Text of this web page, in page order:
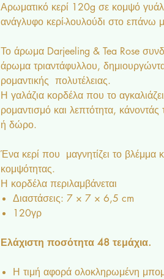
Αρωματικό κερί 120g σε κομψό
ανάγλυφο κερί-λουλούδι στο επάνω
Το άρωμα Darjeeling & Tea Rose
άρωμα τριαντάφυλλου,
ρομαντικής πολυτέλειας.
Η γαλάζια κορδέλα που το
ρομαντισμό και λεπτότητα,
ή δώρο.
Ένα κερί που μαγνητίζει το βλέμμα
κομψότητας.
Η κορδέλα περιλαμβάνεται
Διαστάσεις: 7 × 7 × 6,5 cm
120γρ
Ελάχιστη ποσότητα 48 τεμάχια.
Η τιμή αφορά ολοκληρωμένη